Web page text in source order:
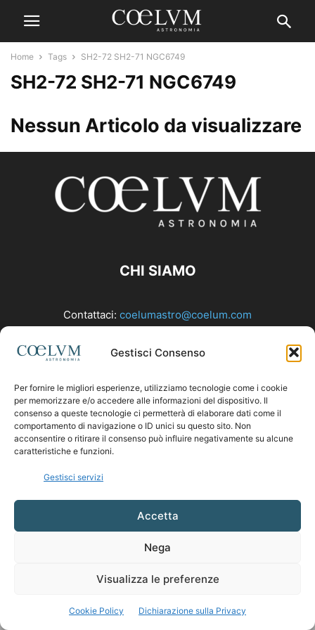
Gestisci Consenso
Per fornire le migliori esperienze, utilizziamo tecnologie come i cookie
per memorizzare e/o accedere alle informazioni del dispositivo. Il
consenso a queste tecnologie ci permetterà di elaborare dati come il
comportamento di navigazione o ID unici su questo sito. Non
acconsentire o ritirare il consenso può influire negativamente su alcune
caratteristiche e funzioni.
Gestisci servizi
Accetta
Nega
Visualizza le preferenze
Cookie Policy Dichiarazione sulla Privacy
Home Tags SH2-72 SH2-71 NGC6749
SH2-72 SH2-71 NGC6749
Nessun Articolo da visualizzare
CHI SIAMO
Contattaci: coelumastro@coelum.com
SEGUICI